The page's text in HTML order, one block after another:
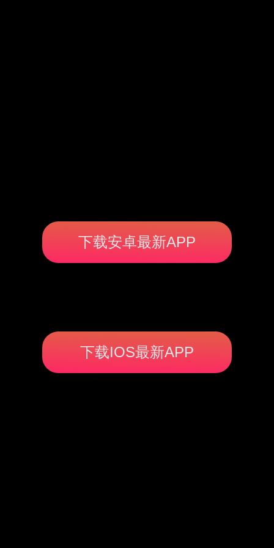
下载安卓最新APP
下载IOS最新APP